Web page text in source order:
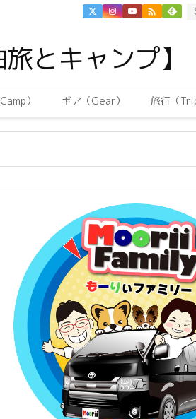
とキャンプ】
） ギア（Gear） 旅行（
